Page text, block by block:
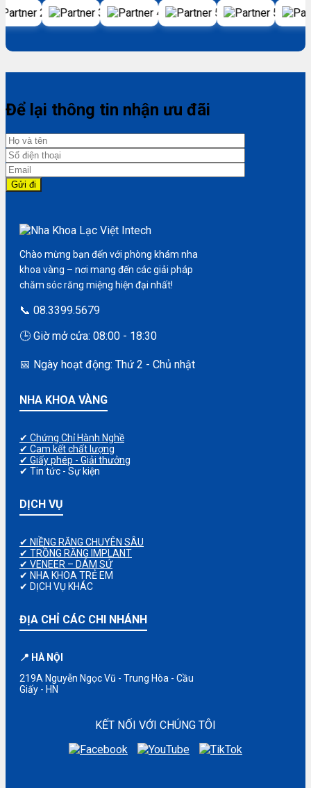
Để lại thông tin nhận ưu đãi
Chào mừng bạn đến với phòng khám nha
khoa vàng – nơi mang đến các giải pháp
chăm sóc răng miệng hiện đại nhất!
📞 08.3399.5679
🕒 Giờ mở cửa: 08:00 - 18:30
📅 Ngày hoạt động: Thứ 2 - Chủ nhật
NHA KHOA VÀNG
✔ Chứng Chỉ Hành Nghề
✔ Cam kết chất lượng
✔ Giấy phép - Giải thưởng
✔ Tin tức - Sự kiện
DỊCH VỤ
✔ NIỀNG RĂNG CHUYÊN SÂU
✔ TRỒNG RĂNG IMPLANT
✔ VENEER – DÁM SỨ
✔ NHA KHOA TRẺ EM
✔ DỊCH VỤ KHÁC
ĐỊA CHỈ CÁC CHI NHÁNH
📍 HÀ NỘI
219A Nguyễn Ngọc Vũ - Trung Hòa - Cầu
Giấy - HN
KẾT NỐI VỚI CHÚNG TÔI